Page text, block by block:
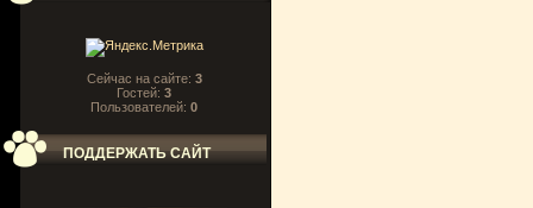
Сейчас на сайте: 3
Гостей: 3
Пользователей: 0
ПОДДЕРЖАТЬ САЙТ